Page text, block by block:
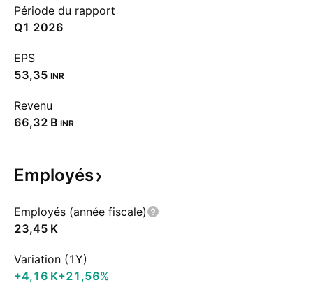
Période du rapport
Q1 2026
EPS
53,35 INR
Revenu
‪66,32 B‬ INR
Employés
Employés (année fiscale)
‪23,45 K‬
Variation (1Y)
‪+4,16 K‬+21,56%